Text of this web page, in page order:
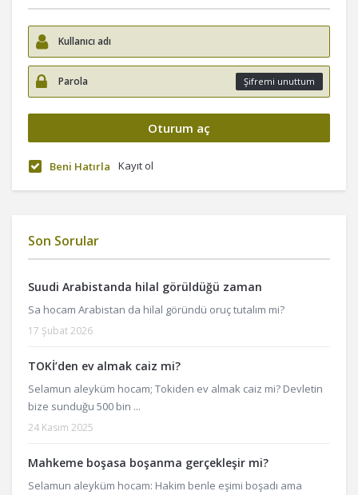
Şifremi unuttum
Beni Hatırla Kayıt ol
Son Sorular
Suudi Arabistanda hilal görüldüğü zaman
Sa hocam Arabistan da hilal göründü oruç tutalım mi?
17 Şubat 2026
TOKİ’den ev almak caiz mi?
Selamun aleyküm hocam; Tokiden ev almak caiz mi? Devletin
bize sunduğu 500 bin ...
24 Kasım 2025
Mahkeme boşasa boşanma gerçekleşir mi?
Selamun aleyküm hocam: Hakim benle eşimi boşadı ama